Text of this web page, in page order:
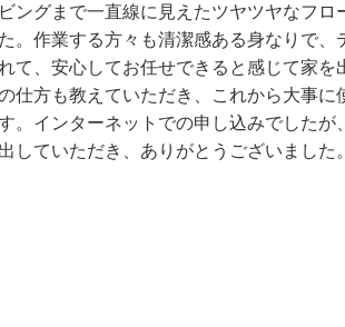
ビングまで一直線に見えたツヤツヤなフロ
た。作業する方々も清潔感ある身なりで、
れて、安心してお任せできると感じて家を
仕方も教えていただき、これから大事に
。インターネットでの申し込みでしたが
出していただき、ありがとうございました。